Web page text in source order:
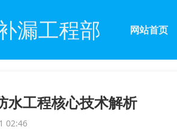
漏工程部 网站首页
水工程核心技术解析
02:46